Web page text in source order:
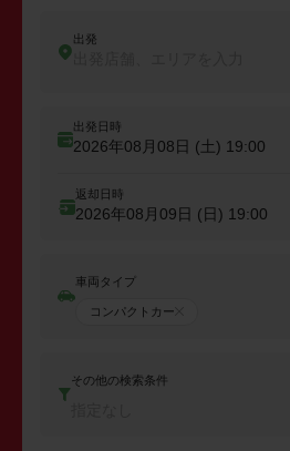
出発
出発日時
2026年08月08日 (土) 19:00
返却日時
2026年08月09日 (日) 19:00
車両タイプ
コンパクトカー
その他の検索条件